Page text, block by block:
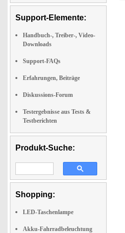
Support-Elemente:
Handbuch-, Treiber-, Video-
Downloads
Support-FAQs
Erfahrungen, Beiträge
Diskussions-Forum
Testergebnisse aus Tests &
Testberichten
Produkt-Suche:
Shopping:
LED-Taschenlampe
Akku-Fahrradbeleuchtung